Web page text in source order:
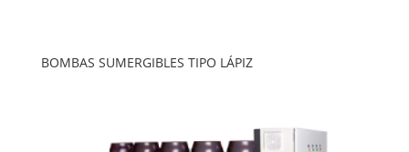
BOMBAS SUMERGIBLES TIPO LÁPIZ